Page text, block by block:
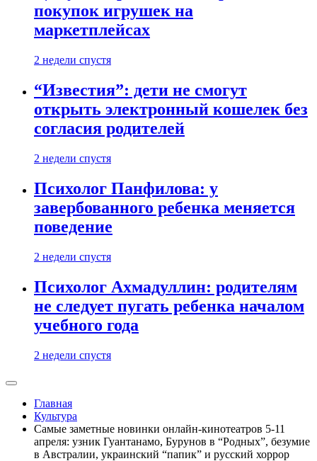
покупок игрушек на
маркетплейсах
2 недели спустя
“Известия”: дети не смогут
открыть электронный кошелек без
согласия родителей
2 недели спустя
Психолог Панфилова: у
завербованного ребенка меняется
поведение
2 недели спустя
Психолог Ахмадуллин: родителям
не следует пугать ребенка началом
учебного года
2 недели спустя
Главная
Культура
Самые заметные новинки онлайн-кинотеатров 5-11
апреля: узник Гуантанамо, Бурунов в “Родных”, безумие
в Австралии, украинский “папик” и русский хоррор